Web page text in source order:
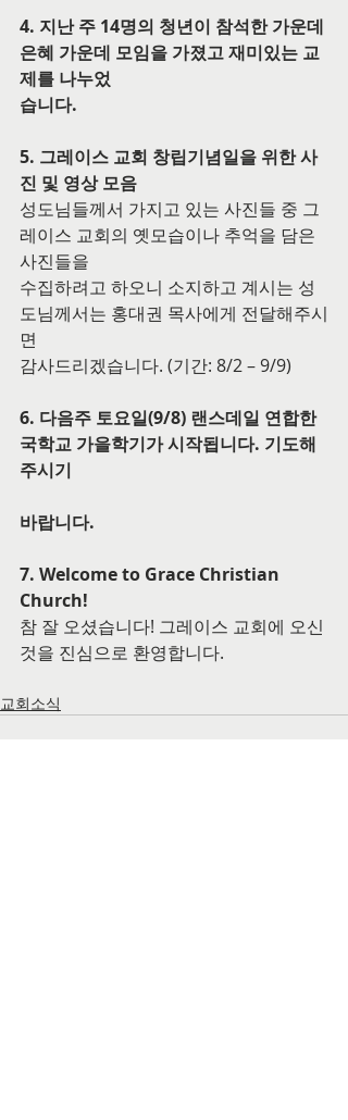
4. 지난 주 14명의 청년이 참석한 가운데
은혜 가운데 모임을 가졌고 재미있는 교
제를 나누었
습니다.
5. 그레이스 교회 창립기념일을 위한 사
진 및 영상 모음
성도님들께서 가지고 있는 사진들 중 그
레이스 교회의 옛모습이나 추억을 담은
사진들을
수집하려고 하오니 소지하고 계시는 성
도님께서는 홍대권 목사에게 전달해주시
면
감사드리겠습니다. (기간: 8/2 – 9/9)
6. 다음주 토요일(9/8) 랜스데일 연합한
국학교 가을학기가 시작됩니다. 기도해
주시기
바랍니다.
7. Welcome to Grace Christian
Church!
참 잘 오셨습니다! 그레이스 교회에 오신
것을 진심으로 환영합니다.
교회소식